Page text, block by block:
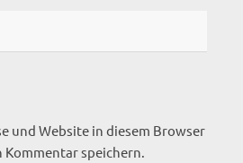
und Website in diesem Browser
speichern.